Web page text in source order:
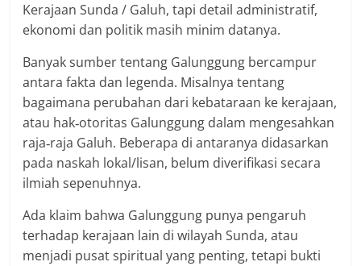
Kerajaan Sunda / Galuh, tapi detail administratif,
ekonomi dan politik masih minim datanya.
Banyak sumber tentang Galunggung bercampur
antara fakta dan legenda. Misalnya tentang
bagaimana perubahan dari kebataraan ke kerajaan,
atau hak‐otoritas Galunggung dalam mengesahkan
raja‐raja Galuh. Beberapa di antaranya didasarkan
pada naskah lokal/lisan, belum diverifikasi secara
ilmiah sepenuhnya.
Ada klaim bahwa Galunggung punya pengaruh
terhadap kerajaan lain di wilayah Sunda, atau
menjadi pusat spiritual yang penting, tetapi bukti